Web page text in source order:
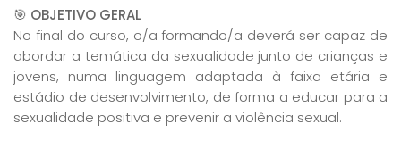
🎯 OBJETIVO GERAL
No final do curso, o/a formando/a deverá ser capaz de
abordar a temática da sexualidade junto de crianças e
jovens, numa linguagem adaptada à faixa etária e
estádio de desenvolvimento, de forma a educar para a
sexualidade positiva e prevenir a violência sexual.